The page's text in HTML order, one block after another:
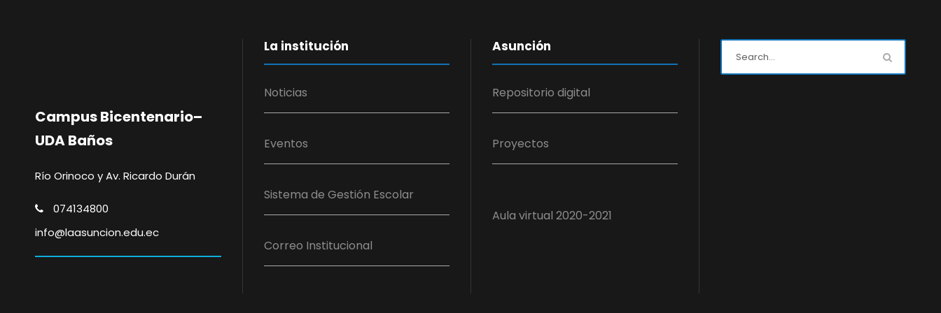
Campus Bicentenario–
UDA Baños
Río Orinoco y Av. Ricardo Durán
074134800
info@laasuncion.edu.ec
La institución
Noticias
Eventos
Sistema de Gestión Escolar
Correo Institucional
Asunción
Repositorio digital
Proyectos
Aula virtual 2020-2021